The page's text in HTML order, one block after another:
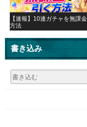
【速報】10連ガチャを無課
方法
書き込み